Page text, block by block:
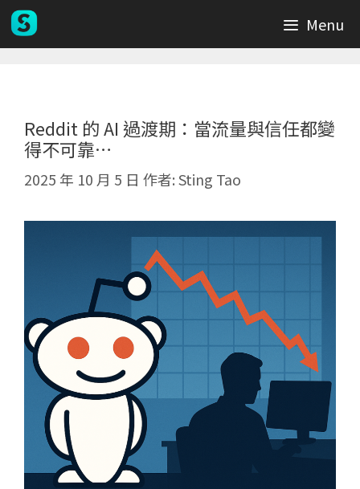
跳
至
主
Menu
Reddit 的 AI 過渡期：當流量與信任都變
得不可靠…
2025 年 10 月 5 日 作者:Sting Tao